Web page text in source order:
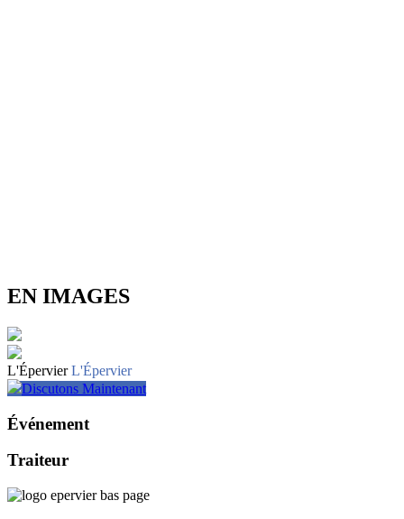
EN IMAGES
L'Épervier L'Épervier
Discutons Maintenant
Événement
Traiteur